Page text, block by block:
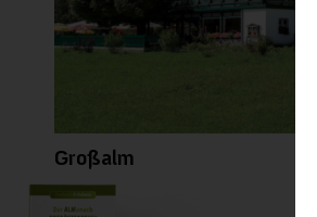
Großalm